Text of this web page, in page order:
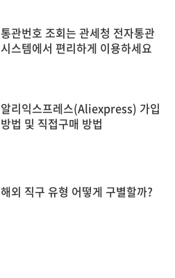
통관번호 조회는 관세청 전자통관
시스템에서 편리하게 이용하세요
알리익스프레스(Aliexpress) 가입
방법 및 직접구매 방법
해외 직구 유형 어떻게 구별할까?